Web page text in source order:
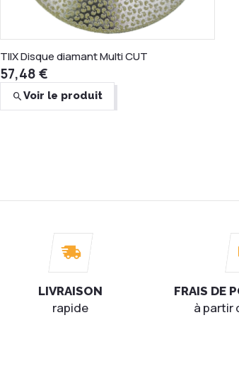
TIlX Disque diamant Multi CUT
57,48 €
Voir le produit
LIVRAISON
rapide
FRAIS DE
à partir